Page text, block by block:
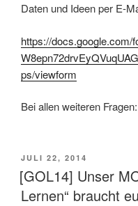
Daten und Ideen per E-
https://
ps/viewform
Bei allen weiteren
VERÖFFENTLICHT
AM
JULI 22, 2014
[GOL14] Unser
Lernen“ braucht